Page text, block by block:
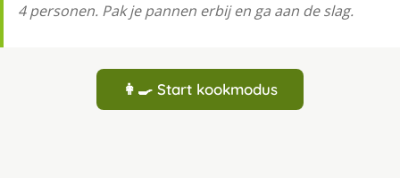
4 personen. Pak je pannen erbij en ga aan de slag.
👩‍🍳 Start kookmodus